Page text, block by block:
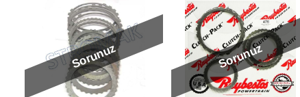
Sorunuz Sorunuz